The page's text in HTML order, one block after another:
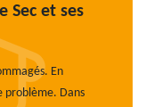
Sec et ses
En
problème. Dans